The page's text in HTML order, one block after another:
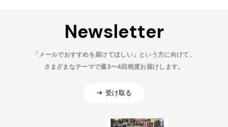
Newsletter
「メールでおすすめを届けてほしい」という方に向けて、
さまざまなテーマで週3〜4回程度お届けします。
受け取る